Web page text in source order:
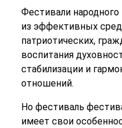
Фестивали
из эффективных
патриотических,
воспитания
стабилизации и
отношений.
Но фестиваль
имеет свои